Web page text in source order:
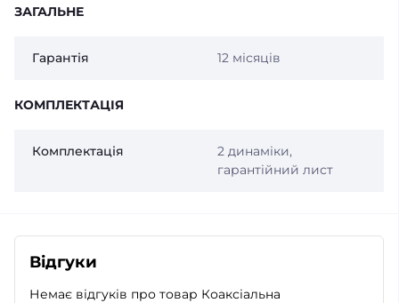
ЗАГАЛЬНЕ
Гарантія 12 місяців
КОМПЛЕКТАЦІЯ
Комплектація
2 динаміки,
гарантійний лист
Відгуки
Немає відгуків про товар Коаксіальна